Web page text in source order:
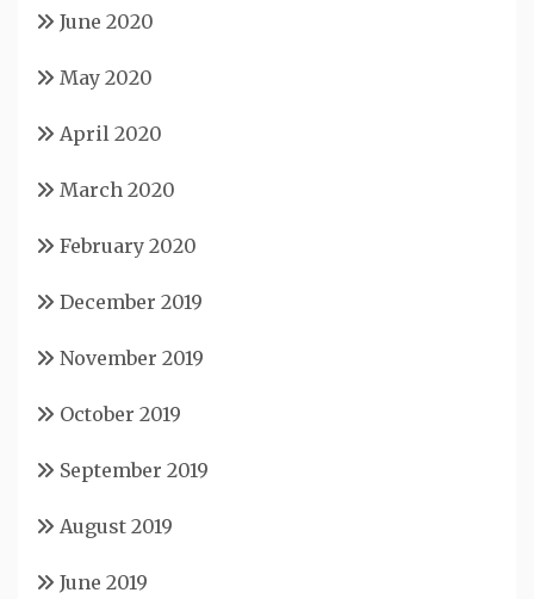
June 2020
May 2020
April 2020
March 2020
February 2020
December 2019
November 2019
October 2019
September 2019
August 2019
June 2019